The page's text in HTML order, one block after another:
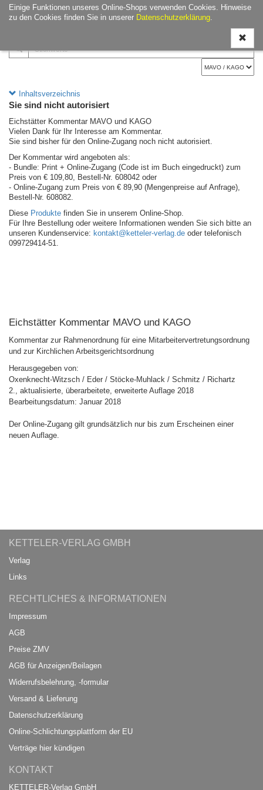
Einige Funktionen unseres Online-Shops verwenden Cookies. Hinweise
zu den Cookies finden Sie in unserer Datenschutzerklärung.
ein-/
Inhaltsverzeichnis
Sie sind nicht autorisiert
Eichstätter Kommentar MAVO und KAGO
Vielen Dank für Ihr Interesse am Kommentar.
Sie sind bisher für den Online-Zugang noch nicht autorisiert.
Der Kommentar wird angeboten als:
- Bundle: Print + Online-Zugang (Code ist im Buch eingedruckt) zum
Preis von € 109,80, Bestell-Nr. 608042 oder
- Online-Zugang zum Preis von € 89,90 (Mengenpreise auf Anfrage),
Bestell-Nr. 608082.
Diese Produkte finden Sie in unserem Online-Shop.
Für Ihre Bestellung oder weitere Informationen wenden Sie sich bitte an
unseren Kundenservice: kontakt@ketteler-verlag.de oder telefonisch
099729414-51.
Eichstätter Kommentar MAVO und KAGO
Kommentar zur Rahmenordnung für eine Mitarbeitervertretungsordnung
und zur Kirchlichen Arbeitsgerichtsordnung
Herausgegeben von:
Oxenknecht-Witzsch / Eder / Stöcke-Muhlack / Schmitz / Richartz
2., aktualisierte, überarbeitete, erweiterte Auflage 2018
Bearbeitungsdatum: Januar 2018
Der Online-Zugang gilt grundsätzlich nur bis zum Erscheinen einer
neuen Auflage.
KETTELER-VERLAG GMBH
Verlag
Links
RECHTLICHES & INFORMATIONEN
Impressum
AGB
Preise ZMV
AGB für Anzeigen/Beilagen
Widerrufsbelehrung, -formular
Versand & Lieferung
Datenschutzerklärung
Online-Schlichtungsplattform der EU
Verträge hier kündigen
KONTAKT
KETTELER-Verlag GmbH